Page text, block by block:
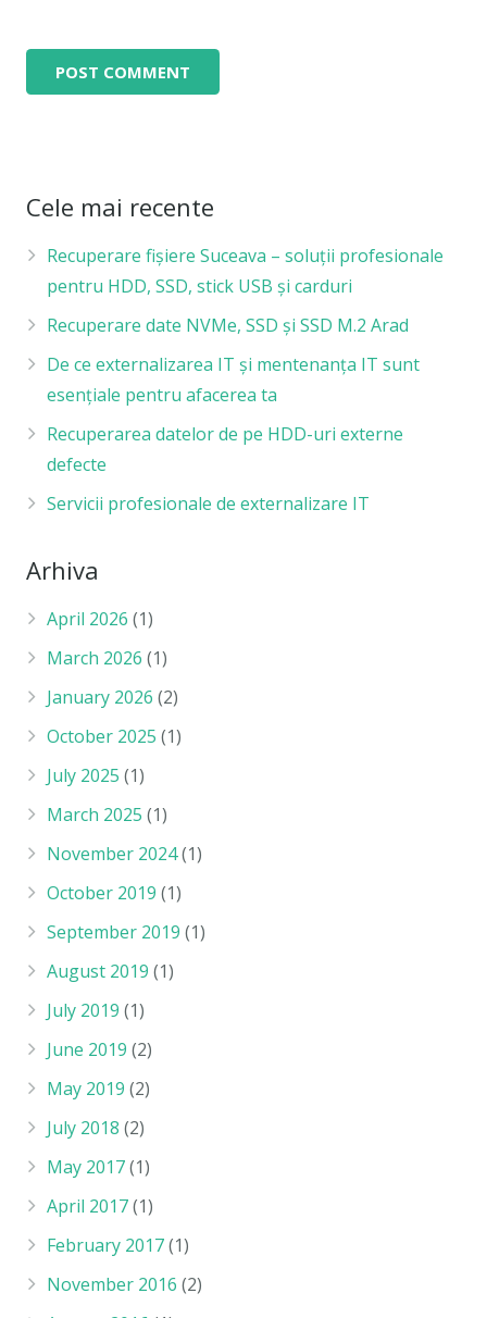
Cele mai recente
Recuperare fișiere Suceava – soluții profesionale
pentru HDD, SSD, stick USB și carduri
Recuperare date NVMe, SSD și SSD M.2 Arad
De ce externalizarea IT și mentenanța IT sunt
esențiale pentru afacerea ta
Recuperarea datelor de pe HDD-uri externe
defecte
Servicii profesionale de externalizare IT
Arhiva
April 2026 (1)
March 2026 (1)
January 2026 (2)
October 2025 (1)
July 2025 (1)
March 2025 (1)
November 2024(1)
October 2019 (1)
September 2019 (1)
August 2019 (1)
July 2019 (1)
June 2019 (2)
May 2019 (2)
July 2018 (2)
May 2017(1)
April 2017(1)
February 2017(1)
November 2016 (2)